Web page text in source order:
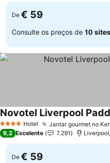
De € 59
Consulte os preços de 10 sites
4 EstrelasHotel Jantar gourmet no
Novotel Liverpool
9,2 Excelente 7.291
De € 59